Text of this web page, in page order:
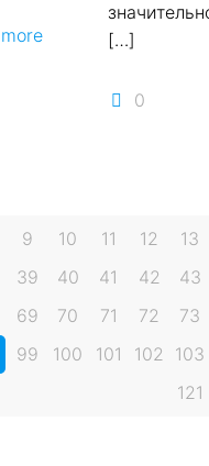
[…]
0
9 10 11 12 13
39 40 41 42 43
69 70 71 72 73
99 100 101 102 103
121